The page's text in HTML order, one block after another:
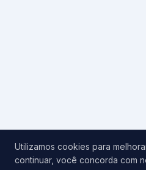
Utilizamos cookies para
continuar, você concorda com